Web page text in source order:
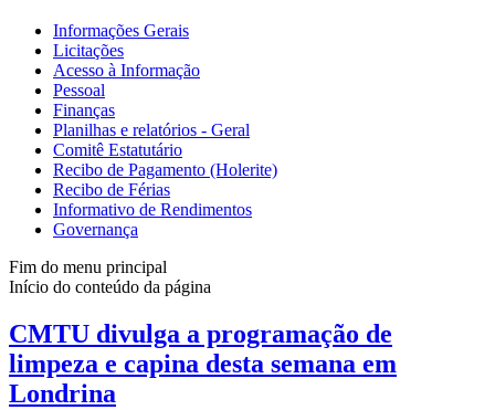
Informações Gerais
Licitações
Acesso à Informação
Pessoal
Finanças
Planilhas e relatórios - Geral
Comitê Estatutário
Recibo de Pagamento (Holerite)
Recibo de Férias
Informativo de Rendimentos
Governança
Fim do menu principal
Início do conteúdo da página
CMTU divulga a programação de
limpeza e capina desta semana em
Londrina